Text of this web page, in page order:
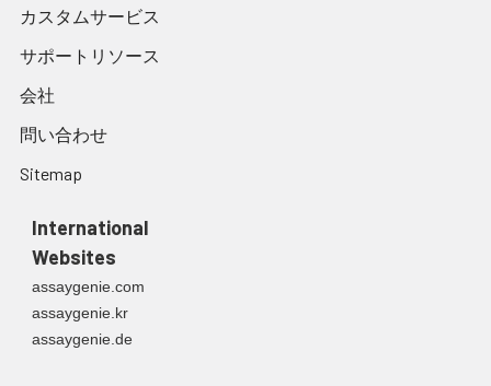
カスタムサービス
サポートリソース
会社
問い合わせ
Sitemap
International
Websites
assaygenie.com
assaygenie.kr
assaygenie.de